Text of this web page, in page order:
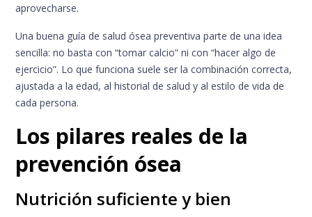
aprovecharse.
Una buena guía de salud ósea preventiva parte de una idea
sencilla: no basta con “tomar calcio” ni con “hacer algo de
ejercicio”. Lo que funciona suele ser la combinación correcta,
ajustada a la edad, al historial de salud y al estilo de vida de
cada persona.
Los pilares reales de la
prevención ósea
Nutrición suficiente y bien